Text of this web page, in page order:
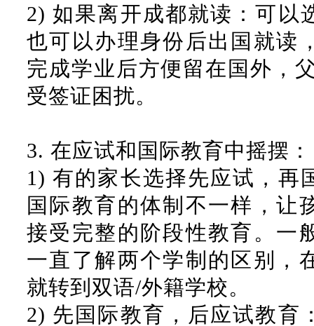
2)如果离开成都就读：可以
也可以办理身份后出国就读
完成学业后方便留在国外，
受签证困扰。
3. 在应试和国际教育中摇摆：
1)有的家长选择先应试，再
国际教育的体制不一样，让
接受完整的阶段性教育。一
一直了解两个学制的区别，
就转到双语/外籍学校。
2) 先国际教育，后应试教育